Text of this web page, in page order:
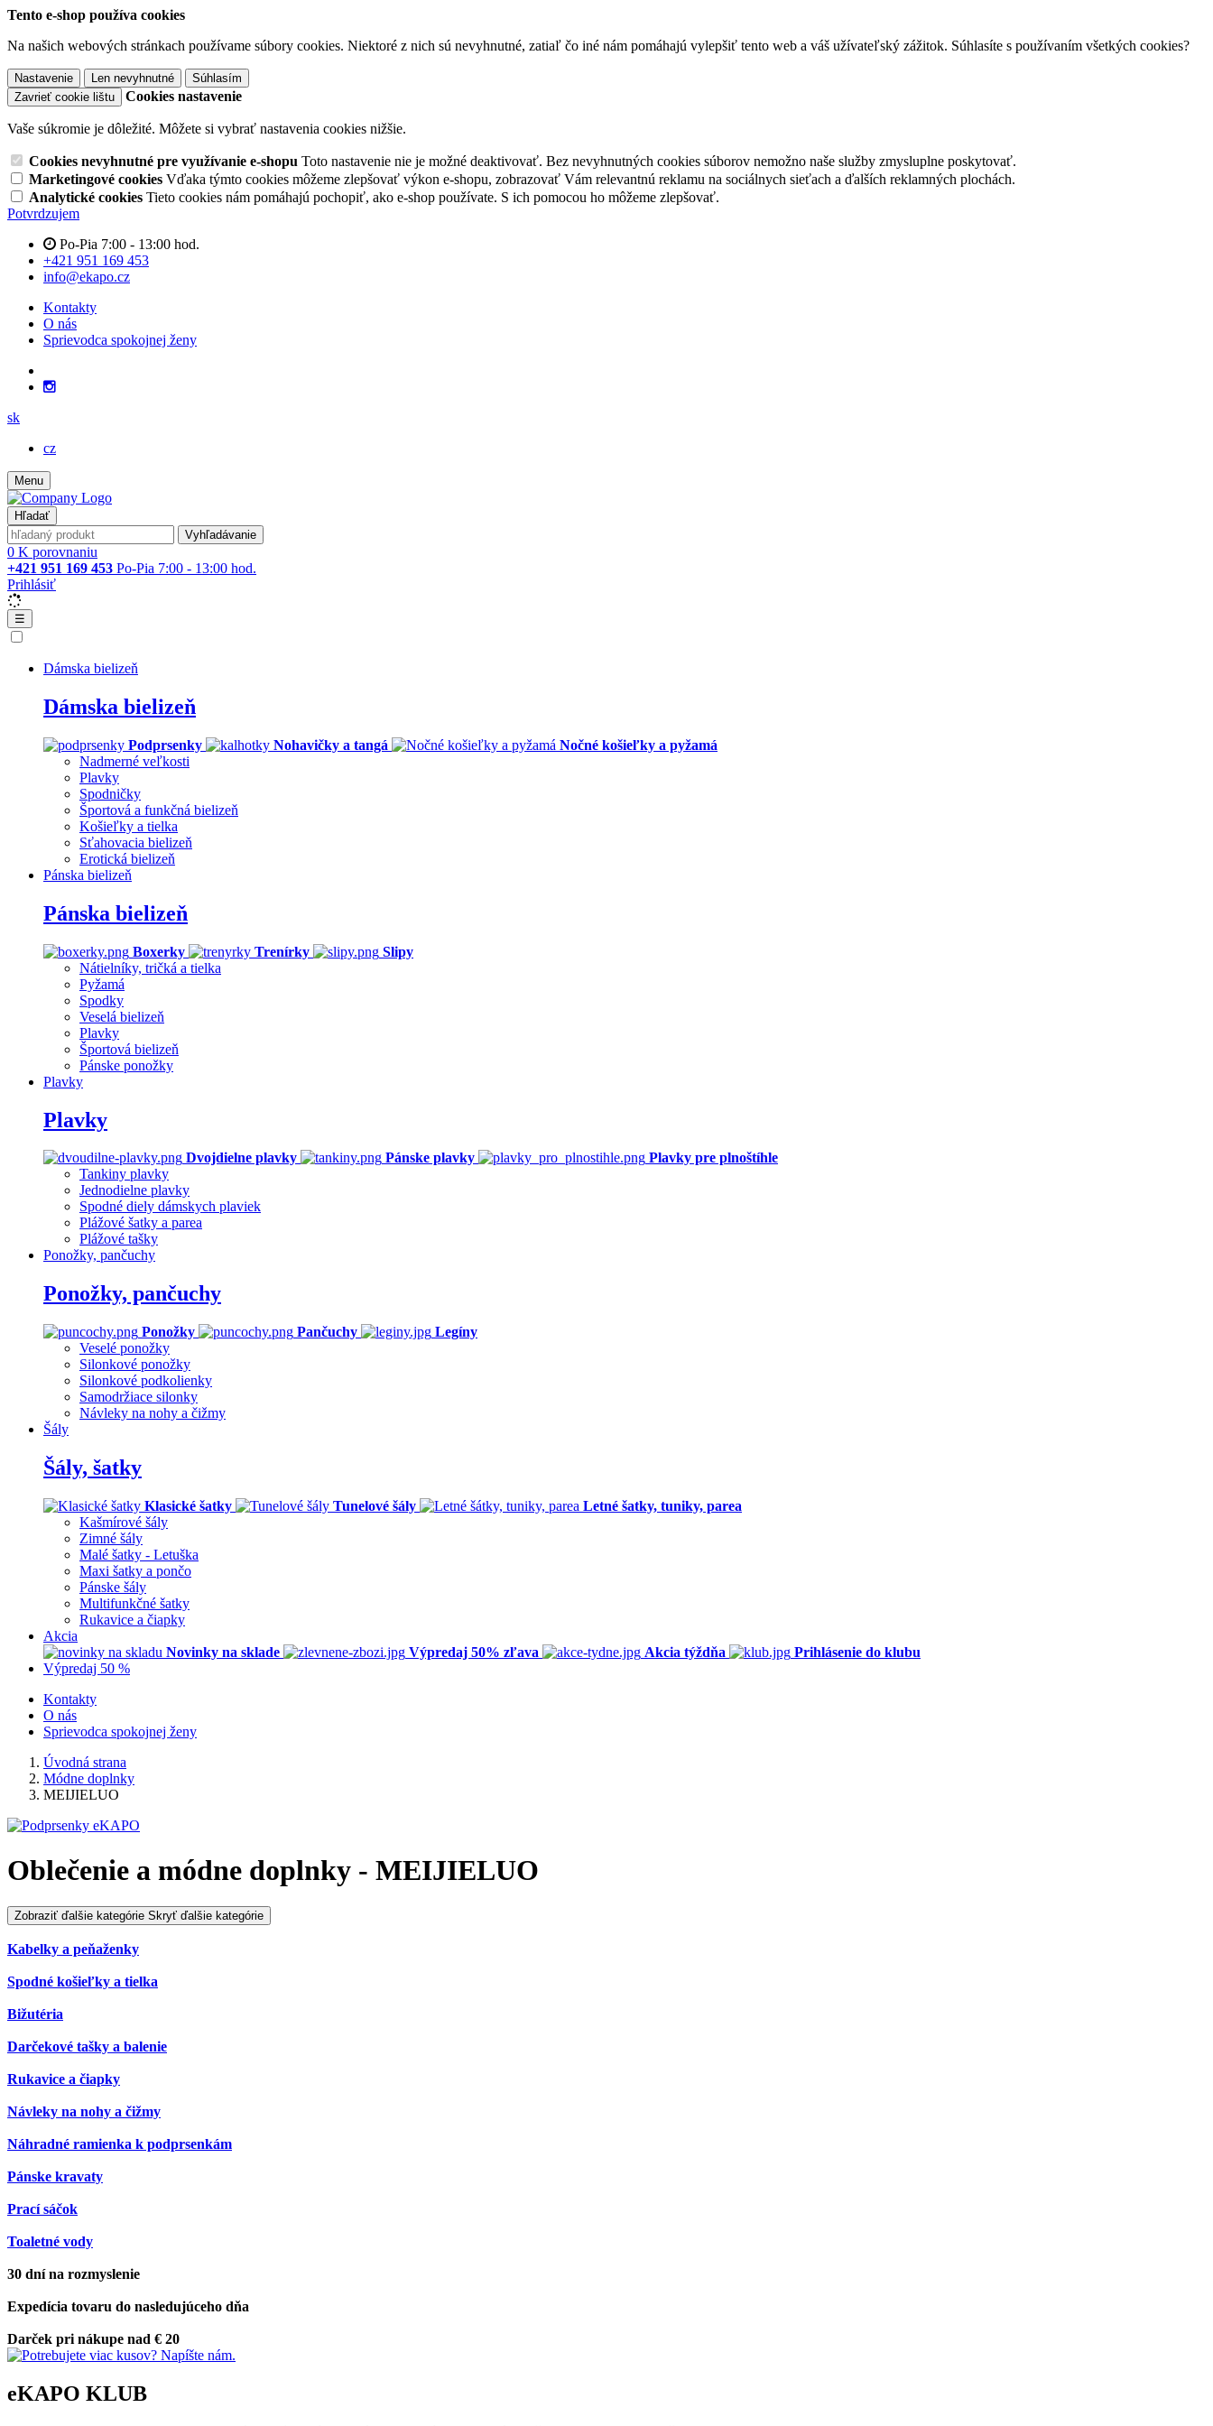
Tento e-shop používa cookies
Na našich webových stránkach používame súbory cookies. Niektoré z nich sú nevyhnutné, zatiaľ čo iné nám pomáhajú vylepšiť tento web a váš užívateľský zážitok. Súhlasíte s používaním všetkých cookies?
Nastavenie Len nevyhnutné
Súhlasím
Zavrieť cookie lištu
Cookies nastavenie
Vaše súkromie je dôležité. Môžete si vybrať nastavenia cookies nižšie.
Cookies nevyhnutné pre využívanie e-shopu Toto nastavenie nie je možné deaktivovať. Bez nevyhnutných cookies súborov nemožno naše služby zmysluplne poskytovať.
Marketingové cookies Vďaka týmto cookies môžeme zlepšovať výkon e-shopu, zobrazovať Vám relevantnú reklamu na sociálnych sieťach a ďalších reklamných plochách.
Analytické cookies Tieto cookies nám pomáhajú pochopiť, ako e-shop používate. S ich pomocou ho môžeme zlepšovať.
Potvrdzujem
Po-Pia 7:00 - 13:00 hod.
+421 951 169 453
info@ekapo.cz
Kontakty
O nás
Sprievodca spokojnej ženy
sk
cz
Menu
Hľadať
Vyhľadávanie
0 K porovnaniu
+421 951 169 453 Po-Pia 7:00 - 13:00 hod.
Prihlásiť
☰
Dámska bielizeň
Dámska bielizeň
Podprsenky Nohavičky a tangá
Nočné košieľky a pyžamá
Nadmerné veľkosti
Plavky
Spodničky
Športová a funkčná bielizeň
Košieľky a tielka
Sťahovacia bielizeň
Erotická bielizeň
Pánska bielizeň
Pánska bielizeň
Boxerky Trenírky
Slipy
Nátielníky, tričká a tielka
Pyžamá
Spodky
Veselá bielizeň
Plavky
Športová bielizeň
Pánske ponožky
Plavky
Plavky
Dvojdielne plavky Pánske plavky
Plavky pre plnoštíhle
Tankiny plavky
Jednodielne plavky
Spodné diely dámskych plaviek
Plážové šatky a parea
Plážové tašky
Ponožky, pančuchy
Ponožky, pančuchy
Ponožky Pančuchy
Legíny
Veselé ponožky
Silonkové ponožky
Silonkové podkolienky
Samodržiace silonky
Návleky na nohy a čižmy
Šály
Šály, šatky
Klasické šatky Tunelové šály
Letné šatky, tuniky, parea
Kašmírové šály
Zimné šály
Malé šatky - Letuška
Maxi šatky a pončo
Pánske šály
Multifunkčné šatky
Rukavice a čiapky
Akcia
Novinky na sklade
Výpredaj 50% zľava Akcia týždňa
Prihlásenie do klubu
Výpredaj 50 %
Kontakty
O nás
Sprievodca spokojnej ženy
Úvodná strana
Módne doplnky
MEIJIELUO
Oblečenie a módne doplnky - MEIJIELUO
Zobraziť ďalšie kategórie Skryť ďalšie kategórie
Kabelky a peňaženky
Spodné košieľky a tielka
Bižutéria
Darčekové tašky a balenie
Rukavice a čiapky
Návleky na nohy a čižmy
Náhradné ramienka k podprsenkám
Pánske kravaty
Prací sáčok
Toaletné vody
30 dní na rozmyslenie
Expedícia tovaru do nasledujúceho dňa
Darček pri nákupe nad € 20
eKAPO KLUB